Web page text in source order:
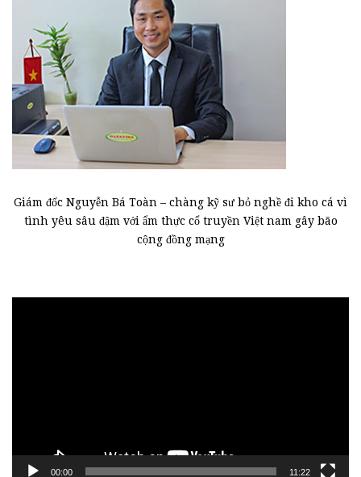
Giám đốc Nguyễn Bá Toàn – chàng kỹ sư bỏ nghề đi kho cá vì
tình yêu sâu đậm với ẩm thực cổ truyền Việt nam gây bão
cộng đồng mạng
00:00 11:22